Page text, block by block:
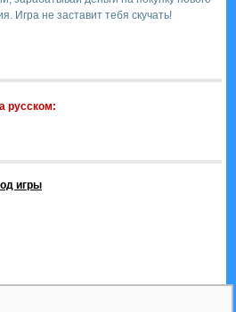
Игра не заставит тебя скучать!
русском:
игры